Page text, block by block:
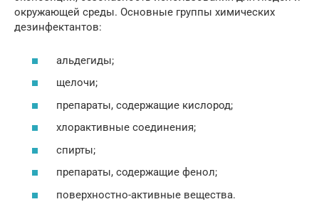
окружающей среды. Основные группы химических
дезинфектантов:
альдегиды;
щелочи;
препараты, содержащие кислород;
хлорактивные соединения;
спирты;
препараты, содержащие фенол;
поверхностно-активные вещества.